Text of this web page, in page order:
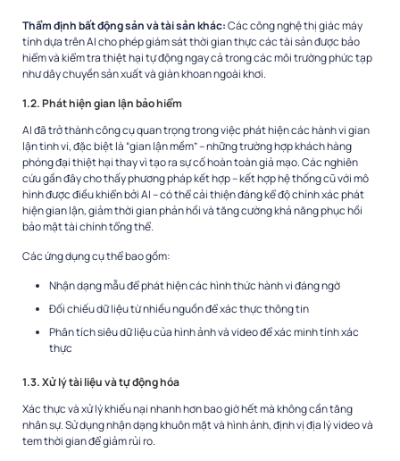
Thẩm định bất động sản và tài sản khác:Các công nghệ thị giác máy
tính dựa trên AI cho phép giám sát thời gian thực các tài sản được bảo
hiểm và kiểm tra thiệt hại tự động ngay cả trong các môi trường phức tạp
như dây chuyền sản xuất và giàn khoan ngoài khơi.
1.2. Phát hiện gian lận bảo hiểm
AI đã trở thành công cụ quan trọng trong việc phát hiện các hành vi gian
lận tinh vi, đặc biệt là “gian lận mềm” – những trường hợp khách hàng
phóng đại thiệt hại thay vì tạo ra sự cố hoàn toàn giả mạo. Các nghiên
cứu gần đây cho thấy phương pháp kết hợp – kết hợp hệ thống cũ với mô
hình được điều khiển bởi AI – có thể cải thiện đáng kể độ chính xác phát
hiện gian lận, giảm thời gian phản hồi và tăng cường khả năng phục hồi
bảo mật tài chính tổng thể.
Các ứng dụng cụ thể bao gồm:
Nhận dạng mẫu để phát hiện các hình thức hành vi đáng ngờ
Đối chiếu dữ liệu từ nhiều nguồn để xác thực thông tin
Phân tích siêu dữ liệu của hình ảnh và video để xác minh tính xác
thực
1.3. Xử lý tài liệu và tự động hóa
Xác thực và xử lý khiếu nại nhanh hơn bao giờ hết mà không cần tăng
nhân sự. Sử dụng nhận dạng khuôn mặt và hình ảnh, định vị địa lý video và
tem thời gian để giảm rủi ro.